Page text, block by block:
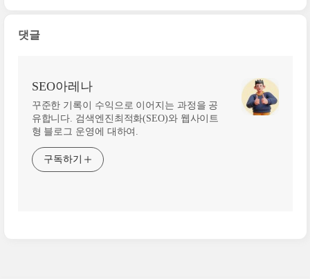
댓글
SEO아레나
꾸준한 기록이 수익으로 이어지는 과정을 공
유합니다. 검색엔진최적화(SEO)와 웹사이트
형 블로그 운영에 대하여.
구독하기